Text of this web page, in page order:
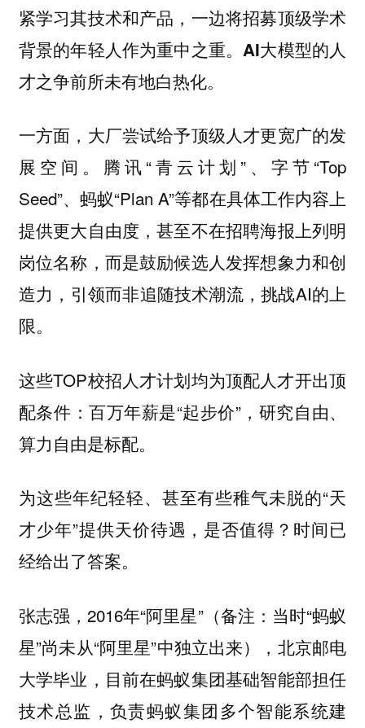
紧学习其技术和产品，一边将招募顶级学术
背景的年轻人作为重中之重。 AI大模型的人
才之争前所未有地白热化。
一方面，大厂尝试给予顶级人才更宽广的发
展空间。腾讯“青云计划”、字节“Top
Seed”、蚂蚁“Plan A”等都在具体工作内容上
提供更大自由度，甚至不在招聘海报上列明
岗位名称，而是鼓励候选人发挥想象力和创
造力，引领而非追随技术潮流，挑战AI的上
限。
这些TOP校招人才计划均为顶配人才开出顶
配条件：百万年薪是“起步价”，研究自由、
算力自由是标配。
为这些年纪轻轻、甚至有些稚气未脱的“天
才少年”提供天价待遇，是否值得？时间已
经给出了答案。
张志强，2016年“阿里星”（备注：当时“蚂蚁
星”尚未从“阿里星”中独立出来），北京邮电
大学毕业，目前在蚂蚁集团基础智能部担任
技术总监，负责蚂蚁集团多个智能系统建